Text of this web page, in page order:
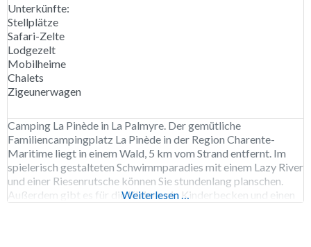
Unterkünfte:
Stellplätze
Safari-Zelte
Lodgezelt
Mobilheime
Chalets
Zigeunerwagen
Camping La Pinède in La Palmyre. Der gemütliche
Familiencampingplatz La Pinède in der Region Charente-
Maritime liegt in einem Wald, 5 km vom Strand entfernt. Im
spielerisch gestalteten Schwimmparadies mit einem Lazy River
und einer Riesenrutsche können Sie stundenlang planschen.
Außerdem gibt es für die Kleinen ein Kinderbecken und einen
Weiterlesen …